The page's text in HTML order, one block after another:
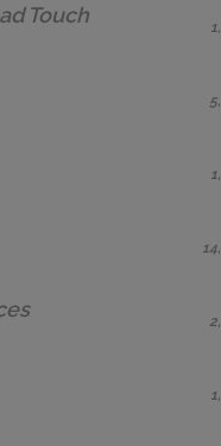
Touch